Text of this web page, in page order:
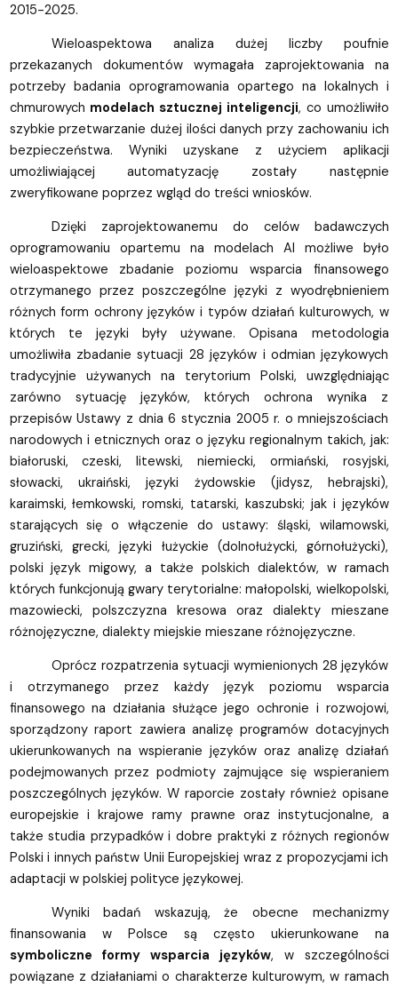
2015-2025.
Wieloaspektowa analiza dużej liczby poufnie
przekazanych dokumentów wymagała zaprojektowania na
potrzeby badania oprogramowania opartego na lokalnych i
chmurowych modelach sztucznej inteligencji, co umożliwiło
szybkie przetwarzanie dużej ilości danych przy zachowaniu ich
bezpieczeństwa. Wyniki uzyskane z użyciem aplikacji
umożliwiającej automatyzację zostały następnie
zweryfikowane poprzez wgląd do treści wniosków.
Dzięki zaprojektowanemu do celów badawczych
oprogramowaniu opartemu na modelach AI możliwe było
wieloaspektowe zbadanie poziomu wsparcia finansowego
otrzymanego przez poszczególne języki z wyodrębnieniem
różnych form ochrony języków i typów działań kulturowych, w
których te języki były używane. Opisana metodologia
umożliwiła zbadanie sytuacji 28 języków i odmian językowych
tradycyjnie używanych na terytorium Polski, uwzględniając
zarówno sytuację języków, których ochrona wynika z
przepisów Ustawy z dnia 6 stycznia 2005 r. o mniejszościach
narodowych i etnicznych oraz o języku regionalnym takich, jak:
białoruski, czeski, litewski, niemiecki, ormiański, rosyjski,
słowacki, ukraiński, języki żydowskie (jidysz, hebrajski),
karaimski, łemkowski, romski, tatarski, kaszubski; jak i języków
starających się o włączenie do ustawy: śląski, wilamowski,
gruziński, grecki, języki łużyckie (dolnołużycki, górnołużycki),
polski język migowy, a także polskich dialektów, w ramach
których funkcjonują gwary terytorialne: małopolski, wielkopolski,
mazowiecki, polszczyzna kresowa oraz dialekty mieszane
różnojęzyczne, dialekty miejskie mieszane różnojęzyczne.
Oprócz rozpatrzenia sytuacji wymienionych 28 języków
i otrzymanego przez każdy język poziomu wsparcia
finansowego na działania służące jego ochronie i rozwojowi,
sporządzony raport zawiera analizę programów dotacyjnych
ukierunkowanych na wspieranie języków oraz analizę działań
podejmowanych przez podmioty zajmujące się wspieraniem
poszczególnych języków. W raporcie zostały również opisane
europejskie i krajowe ramy prawne oraz instytucjonalne, a
także studia przypadków i dobre praktyki z różnych regionów
Polski i innych państw Unii Europejskiej wraz z propozycjami ich
adaptacji w polskiej polityce językowej.
Wyniki badań wskazują, że obecne mechanizmy
finansowania w Polsce są często ukierunkowane na
symboliczne formy wsparcia języków, w szczególności
powiązane z działaniami o charakterze kulturowym, w ramach